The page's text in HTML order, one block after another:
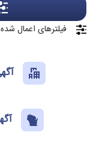
فیلترهای اعمال شده